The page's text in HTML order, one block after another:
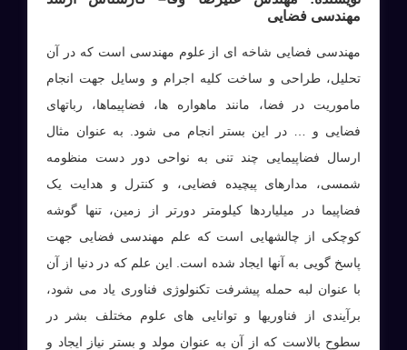
مهندسی فضایی
مهندسی فضایی شاخه ای از علوم مهندسی است که در آن
تحلیل، طراحی و ساخت کلیه اجرام و وسایل جهت انجام
ماموریت در فضا، مانند ماهواره ها، فضاپیماها، رباتهای
فضایی و … در این بستر انجام می شود. به عنوان مثال
ارسال فضاپیمایی چند تنی به نواحی دور دست منظومه
شمسی، مدارهای پیچیده فضایی، و کنترل و هدایت یک
فضاپیما در میلیاردها کیلومتر دورتر از زمین، تنها گوشه
کوچکی از چالشهایی است که علم مهندسی فضایی جهت
پاسخ گویی به آنها ایجاد شده است. این علم که در دنیا از آن
با عنوان لبه حمله پیشرفت تکنولوژی فناوری یاد می شود،
برآیندی از فناوریها و توانایی های علوم مختلف بشر در
سطوح بالاست که از آن به عنوان مولد و بستر نیاز ایجاد و